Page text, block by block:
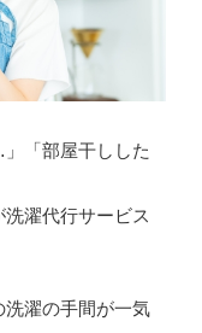
「部屋干しした
濯代行サービス
濯の手間が一気